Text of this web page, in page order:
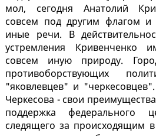
мол, сегодня Анатолий
совсем под другим флагом и
иные речи. В
устремления Кривенченко
совсем иную природу.
противоборствующих
"яковлевцев" и
Черкесова - свои
поддержка федерального
следящего за происходящим в